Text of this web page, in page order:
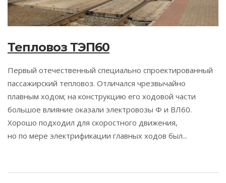
Тепловоз ТЭП60
Первый отечественный специально спроектированный
пассажирский тепловоз. Отличался чрезвычайно
плавным ходом; на конструкцию его ходовой части
большое влияние оказали электровозы Ф и ВЛ60.
Хорошо подходил для скоростного движения,
но по мере электрификации главных ходов был...